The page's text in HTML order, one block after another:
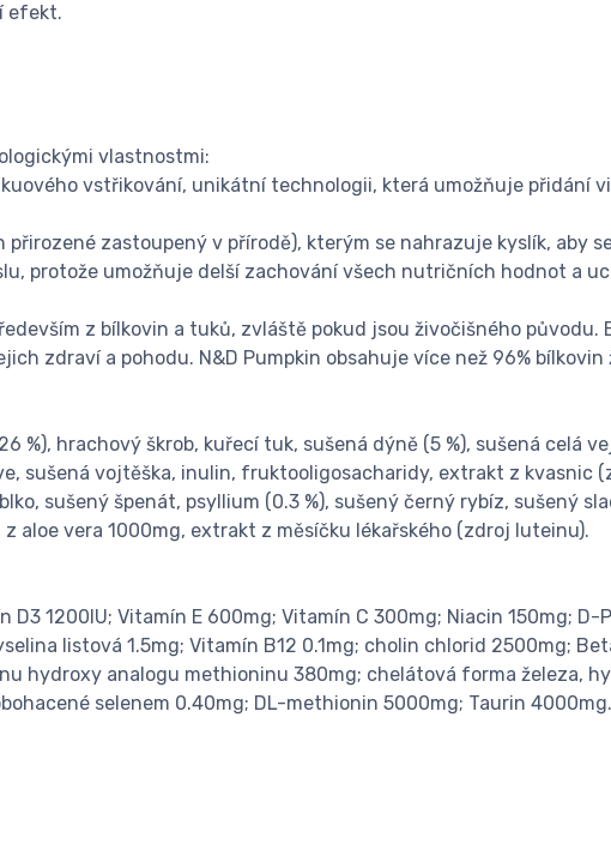
efekt.
vlastnostmi:
vstřikování, unikátní technologii, která umožňuje přidání
zastoupený v přírodě), kterým se nahrazuje kyslík, aby
protože umožňuje delší zachování všech nutričních hodnot a
z bílkovin a tuků, zvláště pokud jsou živočišného
zdraví a pohodu. N&D Pumpkin obsahuje více než 96%
%), hrachový škrob, kuřecí tuk, sušená dýně (5 %), sušená celá
sušená vojtěška, inulin, fruktooligosacharidy, extrakt z kvasnic
sušený špenát, psyllium (0.3 %), sušený černý rybíz, sušený
aloe vera 1000mg, extrakt z měsíčku lékařského (zdroj luteinu).
1200IU; Vitamín E 600mg; Vitamín C 300mg; Niacin 150mg;
listová 1.5mg; Vitamín B12 0.1mg; cholin chlorid 2500mg;
hydroxy analogu methioninu 380mg; chelátová forma železa,
selenem 0.40mg; DL-methionin 5000mg; Taurin 4000mg.